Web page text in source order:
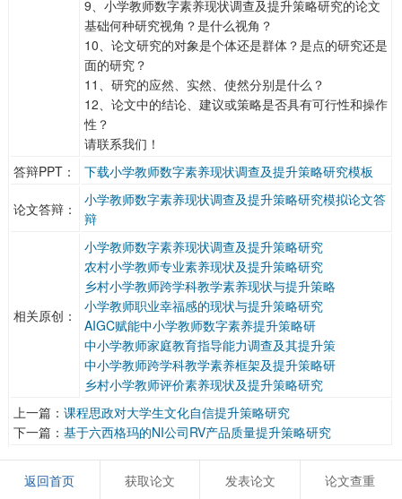
9、小学教师数字素养现状调查及提升策略研究的论文
基础何种研究视角？是什么视角？
10、论文研究的对象是个体还是群体？是点的研究还是
面的研究？
11、研究的应然、实然、使然分别是什么？
12、论文中的结论、建议或策略是否具有可行性和操作
性？
请联系我们！
答辩PPT：
下载小学教师数字素养现状调查及提升策略研究模板
论文答辩：
小学教师数字素养现状调查及提升策略研究模拟论文答
辩
相关原创：
小学教师数字素养现状调查及提升策略研究
农村小学教师专业素养现状及提升策略研究
乡村小学教师跨学科教学素养现状与提升策略
小学教师职业幸福感的现状与提升策略研究
AIGC赋能中小学教师数字素养提升策略研
中小学教师家庭教育指导能力调查及其提升策
中小学教师跨学科教学素养框架及提升策略研
乡村小学教师评价素养现状及提升策略研究
上一篇： 课程思政对大学生文化自信提升策略研究
下一篇： 基于六西格玛的NI公司RV产品质量提升策略研究
返回首页 获取论文 发表论文 论文查重